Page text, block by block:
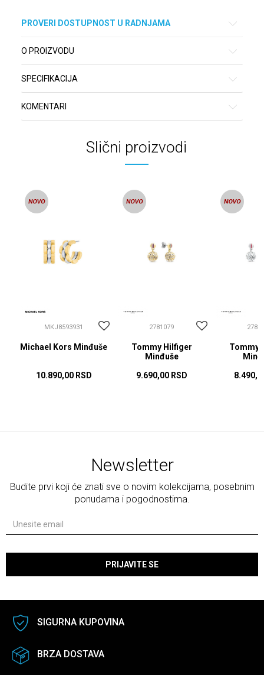
PROVERI DOSTUPNOST U RADNJAMA
O PROIZVODU
SPECIFIKACIJA
KOMENTARI
Slični proizvodi
MKJ8593931
Michael Kors Minđuše
10.890,00 RSD
2781079
Tommy Hilfiger
Minđuše
9.690,00 RSD
Tommy
Newsletter
Budite prvi koji će znati sve o novim kolekcijama, posebnim
ponudama i pogodnostima.
PRIJAVITE SE
SIGURNA KUPOVINA
BRZA DOSTAVA